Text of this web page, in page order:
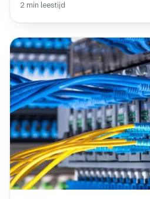
2 min leestijd